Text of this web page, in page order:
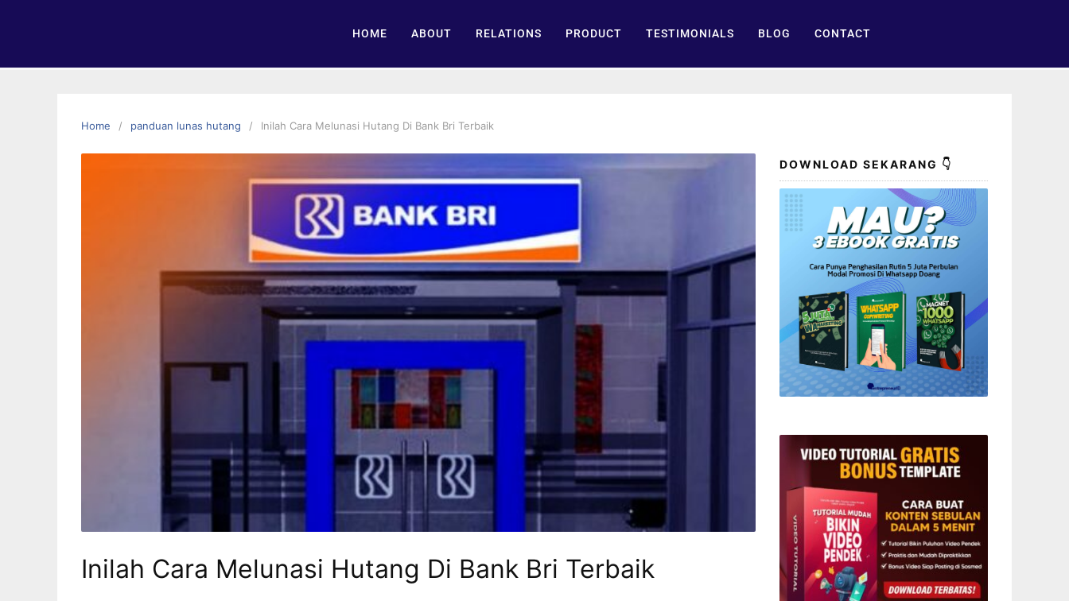
HOME ABOUT RELATIONS PRODUCT TESTIMONIALS BLOG CONTACT
Home panduan lunas hutang Inilah Cara Melunasi Hutang Di Bank Bri Terbaik
Inilah Cara Melunasi Hutang Di Bank Bri Terbaik
DOWNLOAD SEKARANG 👇